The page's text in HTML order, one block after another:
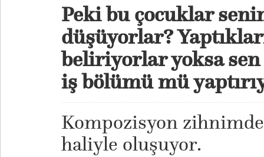
Peki bu çocuklar
düşüyorlar?
beliriyorlar yoksa
iş bölümü mü
Kompozisyon
haliyle oluşuyor.